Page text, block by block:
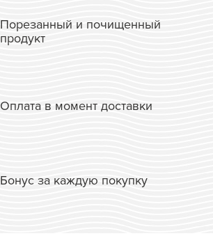
Порезанный и почищенный
продукт
Оплата в момент доставки
Бонус за каждую покупку